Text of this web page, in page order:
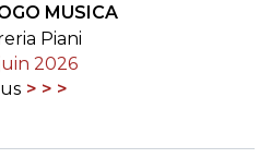
MUSICA
Piani
2026